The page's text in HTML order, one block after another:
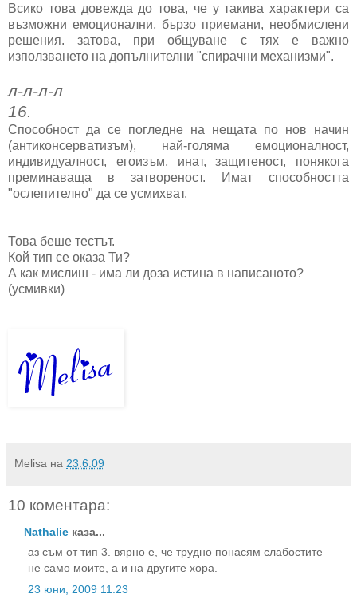
Всико това довежда до това, че у такива характери са
възможни емоционални, бързо приемани, необмислени
решения. затова, при общуване с тях е важно
използването на допълнителни "спирачни механизми".
л-л-л-л
16.
Способност да се погледне на нещата по нов начин
(антиконсерватизъм), най-голяма емоционалност,
индивидуалност, егоизъм, инат, защитеност, понякога
преминаваща в затвореност. Имат способността
"ослепително" да се усмихват.
Това беше тестът.
Кой тип се оказа Ти?
А как мислиш - има ли доза истина в написаното?
(усмивки)
Melisa на 23.6.09
10 коментара:
Nathalie каза...
аз съм от тип 3. вярно е, че трудно понасям слабостите
не само моите, а и на другите хора.
23 юни, 2009 11:23